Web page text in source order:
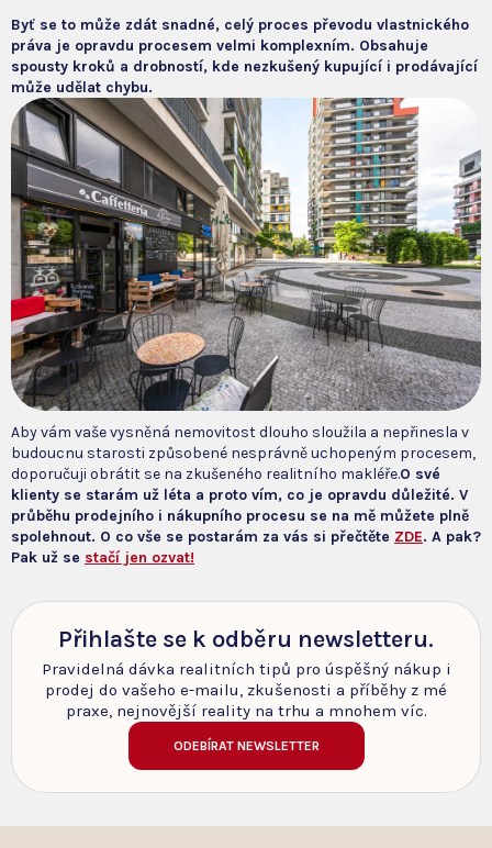
Byť se to může zdát snadné, celý proces převodu vlastnického
práva je opravdu procesem velmi komplexním. Obsahuje
spousty kroků a drobností, kde nezkušený kupující i prodávající
může udělat chybu.
Aby vám vaše vysněná nemovitost dlouho sloužila a nepřinesla v
budoucnu starosti způsobené nesprávně uchopeným procesem,
doporučuji obrátit se na zkušeného realitního makléře.O své
klienty se starám už léta a proto vím, co je opravdu důležité. V
průběhu prodejního i nákupního procesu se na mě můžete plně
spolehnout. O co vše se postarám za vás si přečtěte ZDE. A pak?
Pak už se stačí jen ozvat!
Přihlašte se k odběru newsletteru.
Pravidelná dávka realitních tipů pro úspěšný nákup i
prodej do vašeho e-mailu, zkušenosti a příběhy z mé
praxe, nejnovější reality na trhu a mnohem víc.
ODEBÍRAT NEWSLETTER